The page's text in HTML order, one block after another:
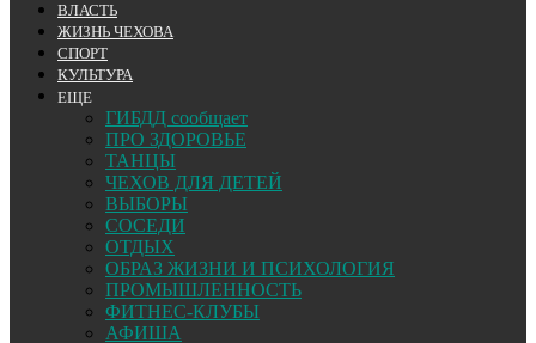
ВЛАСТЬ
ЖИЗНЬ ЧЕХОВА
СПОРТ
КУЛЬТУРА
ЕЩЕ
ГИБДД сообщает
ПРО ЗДОРОВЬЕ
ТАНЦЫ
ЧЕХОВ ДЛЯ ДЕТЕЙ
ВЫБОРЫ
СОСЕДИ
ОТДЫХ
ОБРАЗ ЖИЗНИ И ПСИХОЛОГИЯ
ПРОМЫШЛЕННОСТЬ
ФИТНЕС-КЛУБЫ
АФИША